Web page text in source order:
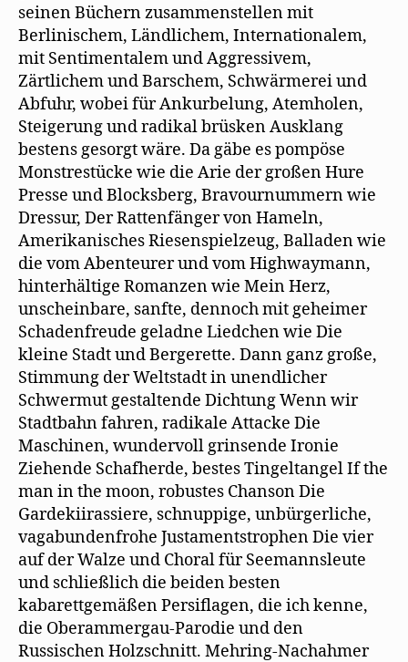
seinen Büchern zusammenstellen mit
Berlinischem, Ländlichem, Internationalem,
mit Sentimentalem und Aggressivem,
Zärtlichem und Barschem, Schwärmerei und
Abfuhr, wobei für Ankurbelung, Atemholen,
Steigerung und radikal brüsken Ausklang
bestens gesorgt wäre. Da gäbe es pompöse
Monstrestücke wie die Arie der großen Hure
Presse und Blocksberg, Bravournummern wie
Dressur, Der Rattenfänger von Hameln,
Amerikanisches Riesenspielzeug, Balladen wie
die vom Abenteurer und vom Highwaymann,
hinterhältige Romanzen wie Mein Herz,
unscheinbare, sanfte, dennoch mit geheimer
Schadenfreude geladne Liedchen wie Die
kleine Stadt und Bergerette. Dann ganz große,
Stimmung der Weltstadt in unendlicher
Schwermut gestaltende Dichtung Wenn wir
Stadtbahn fahren, radikale Attacke Die
Maschinen, wundervoll grinsende Ironie
Ziehende Schafherde, bestes Tingeltangel If the
man in the moon, robustes Chanson Die
Gardekiirassiere, schnuppige, unbürgerliche,
vagabundenfrohe Justamentstrophen Die vier
auf der Walze und Choral für Seemannsleute
und schließlich die beiden besten
kabarettgemäßen Persiflagen, die ich kenne,
die Oberammergau-Parodie und den
Russischen Holzschnitt. Mehring-Nachahmer